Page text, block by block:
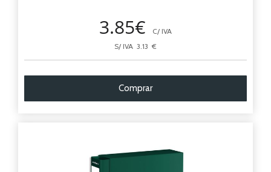
3.85€
C/ IVA
S/ IVA 3.13 €
Comprar